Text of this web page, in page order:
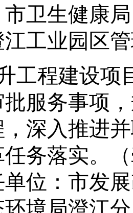
市卫生健康局
江工业园区
工程建设
服务事项
，深入推进
务落实。
（
位： 市发